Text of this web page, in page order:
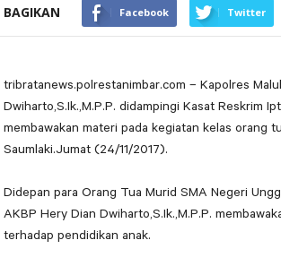
BAGIKAN Facebook Twitter
tribratanews.polrestanimbar.com – Kapolres
Dwiharto,S.Ik.,M.P.P. didampingi Kasat Reskrim
membawakan materi pada kegiatan kelas orang
Saumlaki.Jumat (24/11/2017).
Didepan para Orang Tua Murid SMA Negeri
AKBP Hery Dian Dwiharto,S.Ik.,M.P.P.
terhadap pendidikan anak.